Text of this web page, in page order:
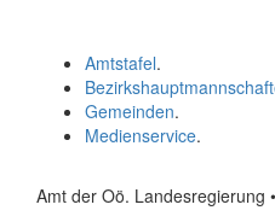
Amtstafel.
Gemeinden.
Medienservice.
Amt der Oö. Landesregierung